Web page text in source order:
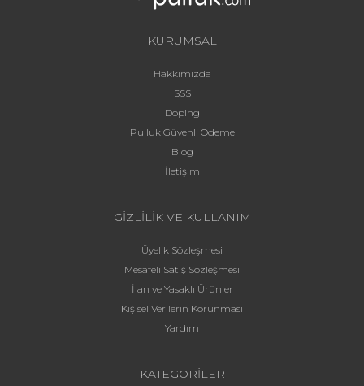
KURUMSAL
Hakkımızda
SSS
Doping
Pulluk Güvenli Ödeme
Blog
İletişim
GİZLİLİK VE KULLANIM
Üyelik Sözleşmesi
Mesafeli Satış Sözleşmesi
İlan ve Yasaklı Ürünler
Kişisel Verilerin Korunması
Yardım
KATEGORİLER